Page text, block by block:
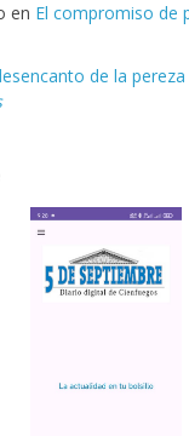
en El compromiso de
de la